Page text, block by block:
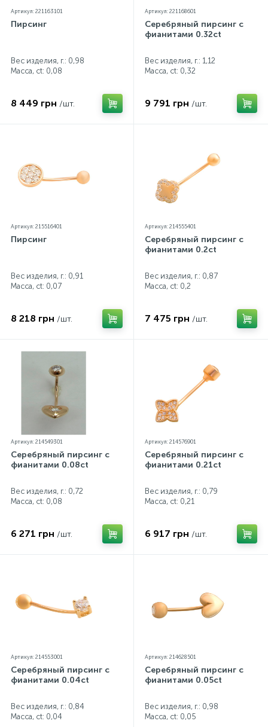
Артикул: 221163101
Пирсинг
Вес изделия, г.: 0,98
Масса, ct: 0,08
8 449 грн /шт.
Артикул: 221168601
Серебряный пирсинг с
фианитами 0.32ct
Вес изделия, г.: 1,12
Масса, ct: 0,32
9 791 грн /шт.
Артикул: 215516401
Пирсинг
Вес изделия, г.: 0,91
Масса, ct: 0,07
8 218 грн /шт.
Артикул: 214555401
Серебряный пирсинг с
фианитами 0.2ct
Вес изделия, г.: 0,87
Масса, ct: 0,2
7 475 грн /шт.
Артикул: 214549301
Серебряный пирсинг с
фианитами 0.08ct
Вес изделия, г.: 0,72
Масса, ct: 0,08
6 271 грн /шт.
Артикул: 214576901
Серебряный пирсинг с
фианитами 0.21ct
Вес изделия, г.: 0,79
Масса, ct: 0,21
6 917 грн /шт.
Артикул: 214553001
Серебряный пирсинг с
фианитами 0.04ct
Вес изделия, г.: 0,84
Масса, ct: 0,04
Артикул: 214628501
Серебряный пирсинг с
фианитами 0.05ct
Вес изделия, г.: 0,98
Масса, ct: 0,05